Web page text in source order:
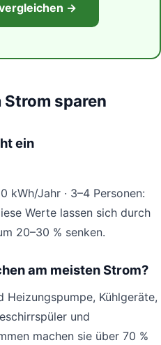
→
Strom sparen
ein
kWh/Jahr · 3–4 Personen:
Werte lassen sich durch
20–30 % senken.
am meisten Strom?
Kühlgeräte,
und
machen sie über 70 %